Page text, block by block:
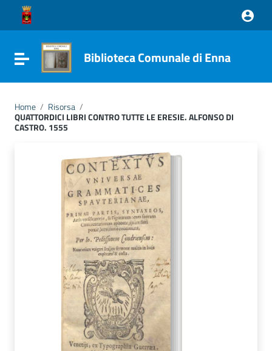
Vai ai contenuti
Vai al menu di navigazione
Vai al footer
Attiva / disattiva la navigazione
Biblioteca Comunale di Enna
Home / Risorsa /
QUATTORDICI LIBRI CONTRO TUTTE LE ERESIE. ALFONSO DI
CASTRO. 1555